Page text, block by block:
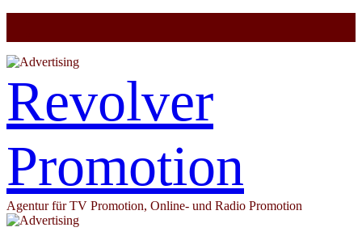
Revolver
Promotion
Agentur für TV Promotion, Online- und Radio Promotion